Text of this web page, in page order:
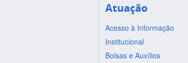
Atuação
Acesso à Informação
Institucional
Bolsas e Auxílios